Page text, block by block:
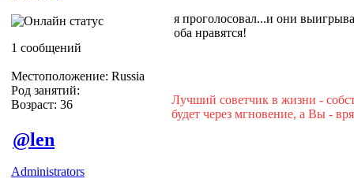
1 сообщений
Местоположение: Russia
Род занятий:
Возраст: 36
я проголосовал...и они
оба нравятся!
Лучший советчик в жизни -
будет через мгновение, а Вы -
@len
Administrators